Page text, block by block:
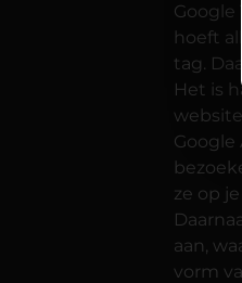
Google
hoeft
tag.
Het is
Google
ze op
aan,
vorm